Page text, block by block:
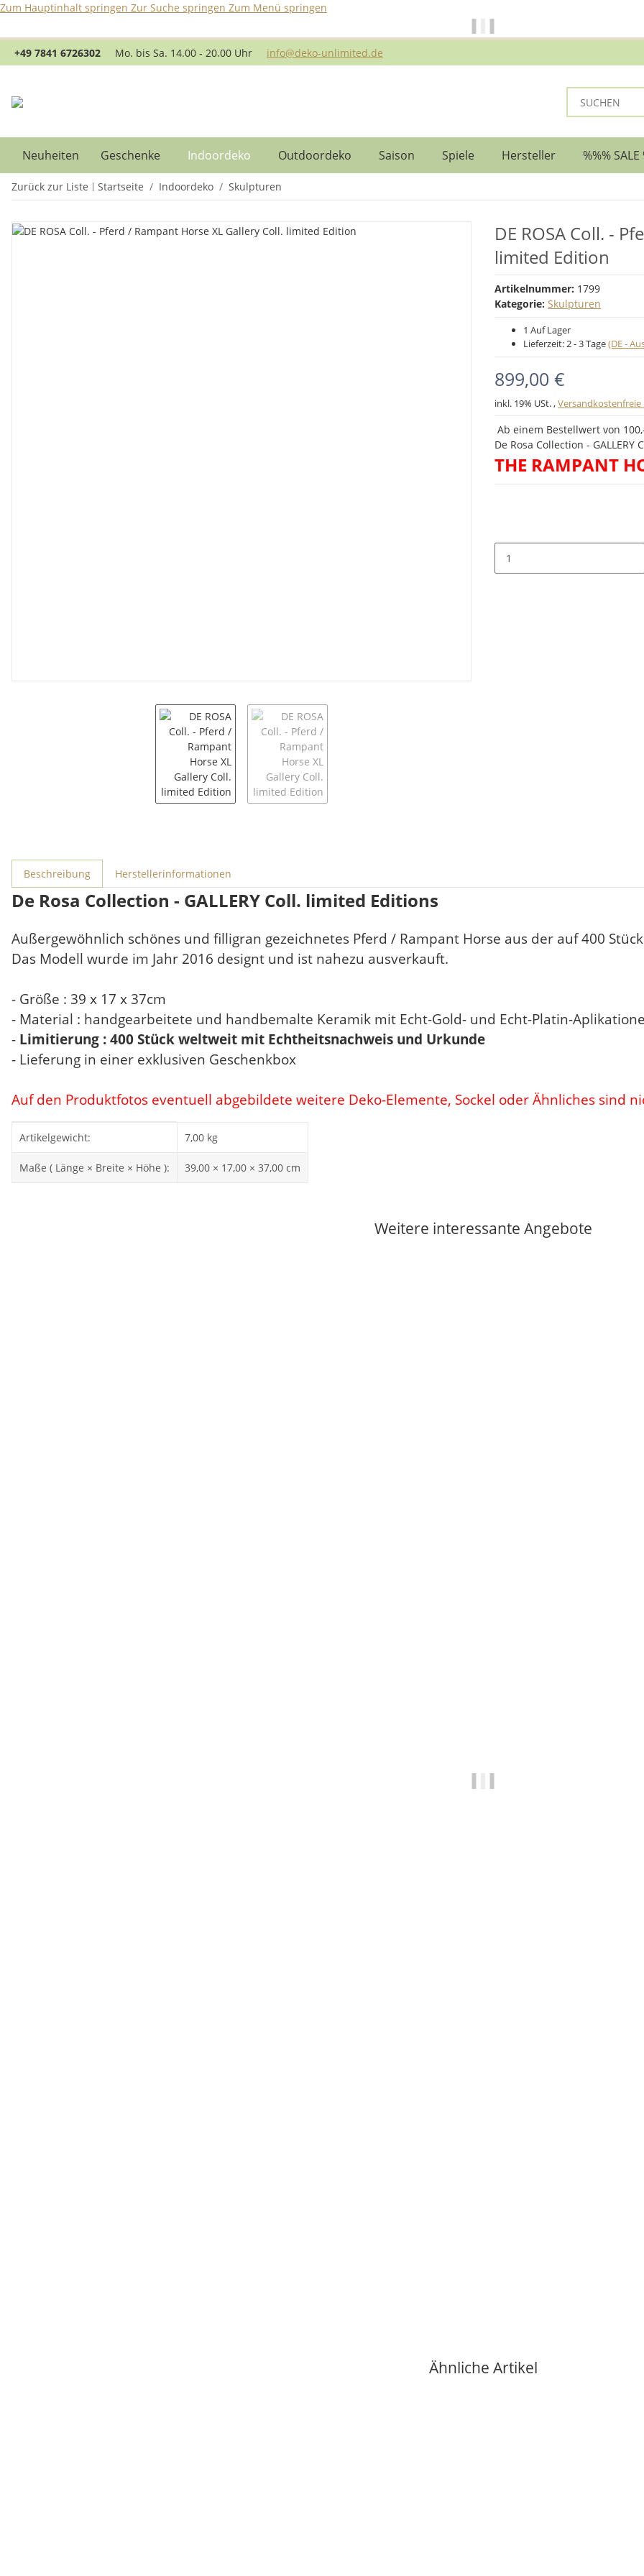
Zum Hauptinhalt springen Zur Suche springen Zum Menü springen
+49 7841 6726302
Mo. bis Sa. 14.00 - 20.00 Uhr info@deko-unlimited.de
Neuheiten Geschenke Indoordeko Outdoordeko Saison Spiele Hersteller %%% SALE
Zurück zur Liste Startseite Indoordeko Skulpturen
DE ROSA Coll. -
limited Edition
Artikelnummer: 1799
Kategorie: Skulpturen
1 Auf Lager
Lieferzeit:2 - 3 Tage(DE -
899,00 €
inkl. 19% USt. ,Versandkostenfreie
Ab einem Bestellwert von
De Rosa Collection -
THE RAMPANT
weitere Registerkarten anzeigen
Beschreibung Herstellerinformationen
De Rosa Collection - GALLERY Coll. limited Editions
Außergewöhnlich schönes und filligran gezeichnetes Pferd / Rampant Horse aus der auf 400
Das Modell wurde im Jahr 2016 designt und ist nahezu ausverkauft.
- Größe : 39 x 17 x 37cm
- Material : handgearbeitete und handbemalte Keramik mit Echt-Gold- und Echt-Platin-
- Limitierung : 400 Stück weltweit mit Echtheitsnachweis und Urkunde
- Lieferung in einer exklusiven Geschenkbox
Auf den Produktfotos eventuell abgebildete weitere Deko-Elemente, Sockel oder Ähnliches sind
Artikelgewicht: 7,00 kg
Maße ( Länge × Breite × Höhe ): 39,00 × 17,00 × 37,00 cm
Weitere interessante Angebote
Ähnliche Artikel